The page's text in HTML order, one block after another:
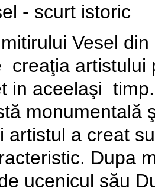
- scurt istoric
Vesel
creaţia artistului
in aceelaşi
monumentală
artistul a creat
Dupa
ucenicul